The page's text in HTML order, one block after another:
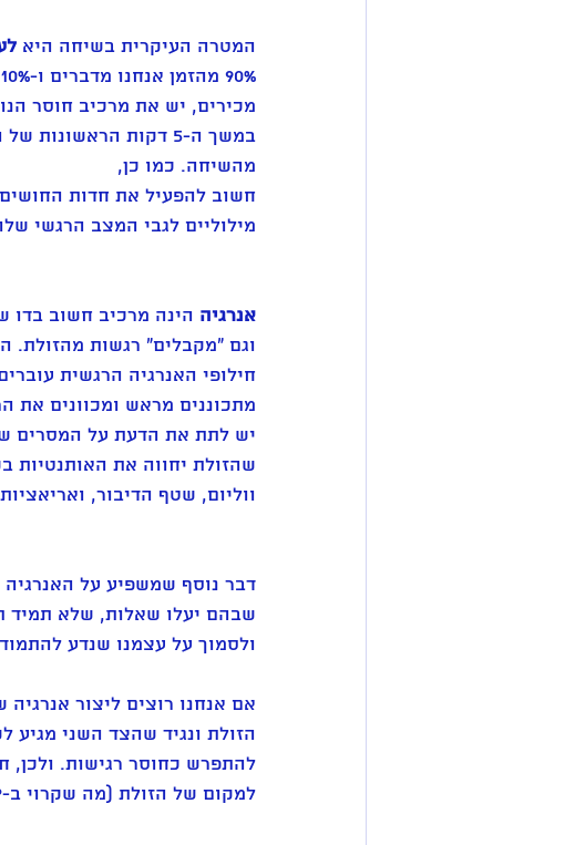
המטרה העיקרית בשיחה היא
מכירים, יש את מרכיב חוסר
במשך ה-5 דקות
מהשיחה. כמו כן,
חשוב להפעיל את חדות
מילוליים לגבי המצב הרגשי
אנרגיה הינה מרכיב חשוב בדו
וגם "מקבלים" רגשות מהזולת.
חילופי האנרגיה הרגשית
מתכוננים מראש ומכוונים את
יש לתת את הדעת על המסרים
שהזולת יחווה את האותנטיות
ווליום, שטף הדיבור,
דבר נוסף שמשפיע על
שבהם יעלו שאלות, שלא תמיד
ולסמוך על עצמנו שנדע
אם אנחנו רוצים ליצור
הזולת ונגיד שהצד השני
למקום של הזולת (מה שקרוי ב-NLP : ראפור).